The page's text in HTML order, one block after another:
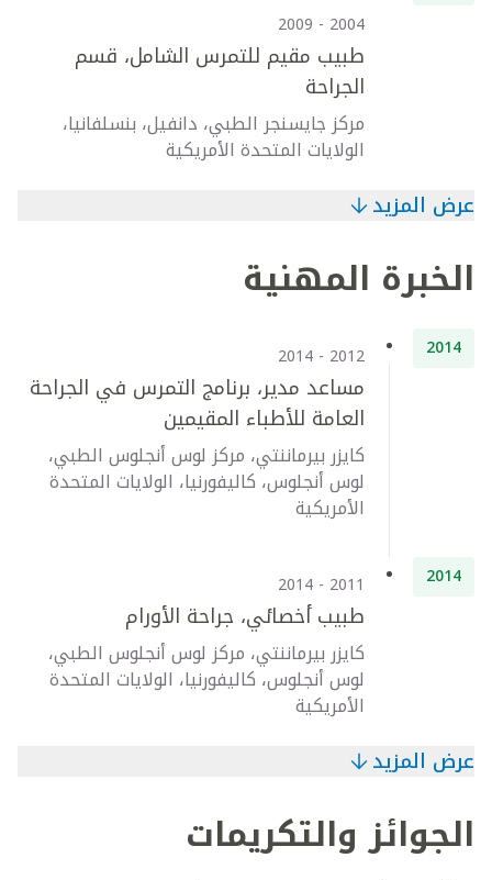
2004 - 2009
طبيب مقيم للتمرس الشامل، قسم
الجراحة
مركز جايسنجر الطبي، دانفيل، بنسلفانيا،
الولايات المتحدة الأمريكية
عرض المزيد
الخبرة المهنية
2014
2012 - 2014
مساعد مدير، برنامج التمرس في الجراحة
العامة للأطباء المقيمين
كايزر بيرماننتي، مركز لوس أنجلوس الطبي،
لوس أنجلوس، كاليفورنيا، الولايات المتحدة
الأمريكية
2014
2011 - 2014
طبيب أخصائي، جراحة الأورام
كايزر بيرماننتي، مركز لوس أنجلوس الطبي،
لوس أنجلوس، كاليفورنيا، الولايات المتحدة
الأمريكية
عرض المزيد
الجوائز والتكريمات